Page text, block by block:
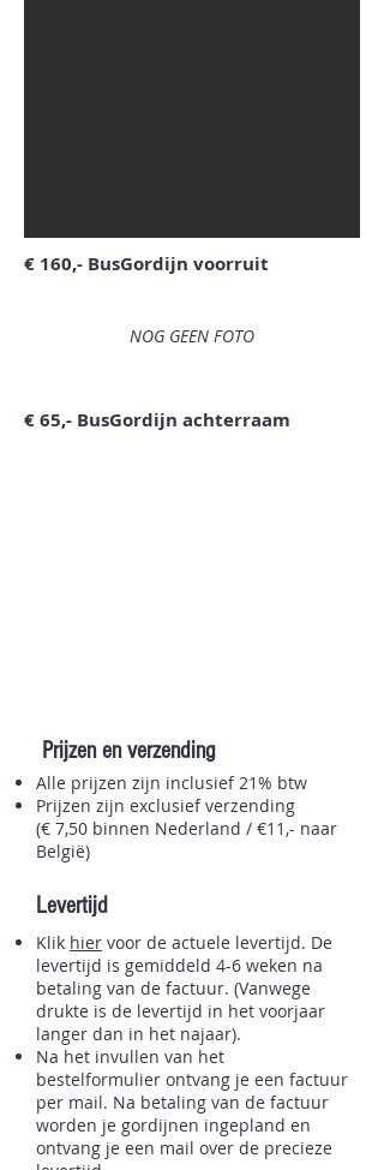
€ 160,- BusGordijn voorruit
NOG GEEN FOTO
€ 65,- BusGordijn achterraam
Prijzen en verzending
Alle prijzen zijn inclusief 21% btw
Prijzen zijn exclusief verzending
(€ 7,50 binnen Nederland / €11,- naar
België)
Levertijd
Klik hier voor de actuele levertijd. De
levertijd is gemiddeld 4-6 weken na
betaling van de factuur. (Vanwege
drukte is de levertijd in het voorjaar
langer dan in het najaar).
Na het invullen van het
bestelformulier ontvang je een factuur
per mail. Na betaling van de factuur
worden je gordijnen ingepland en
ontvang je een mail over de precieze